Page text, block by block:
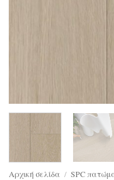
Αρχική σελίδα / SPC